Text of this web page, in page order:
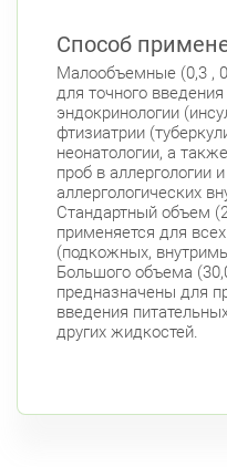
Способ
Малообъемные (0,3 ,
для точного
эндокринологии
фтизиатрии
неонатологии, а
проб в аллергологии
аллергологических
Стандартный объем
применяется для
(подкожных,
Большого объема
предназначены для
введения
других жидкостей.